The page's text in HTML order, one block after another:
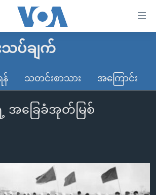
င်း
ခု အလွန်
မယ်
ပ်ချက်
သတင်းစာသား အကြောင်း
အခြေခံအုတ်မြစ်